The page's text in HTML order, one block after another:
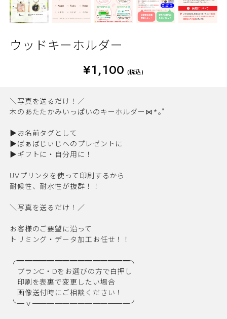
ウッドキーホルダー
¥1,100 (税込)
＼写真を送るだけ！／
木のあたたかみいっぱいのキーホルダー⋈*｡ﾟ
▶︎お名前タグとして
▶︎ばぁばじぃじへのプレゼントに
▶︎ギフトに・自分用に！
UVプリンタを使って印刷するから
耐候性、耐水性が抜群！！
＼写真を送るだけ！／
お客様のご要望に沿って
トリミング・データ加工お任せ！！
╭━━━━━━━━━━━━━━━╮
プランC・Dをお選びの方で白押し
印刷を表裏で変更したい場合
画像送付時にご相談ください！
╰━ｖ━━━━━━━━━━━━━╯